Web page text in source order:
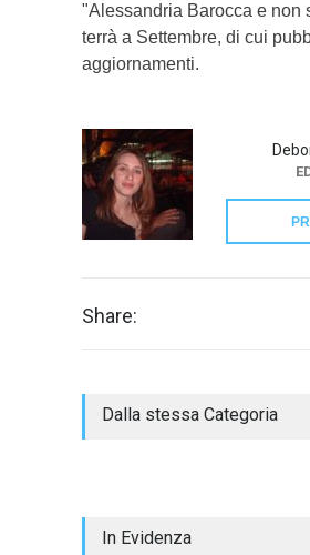
"Alessandria Barocca e non
terrà a Settembre, di cui
aggiornamenti.
Share:
Dalla stessa Categoria
In Evidenza